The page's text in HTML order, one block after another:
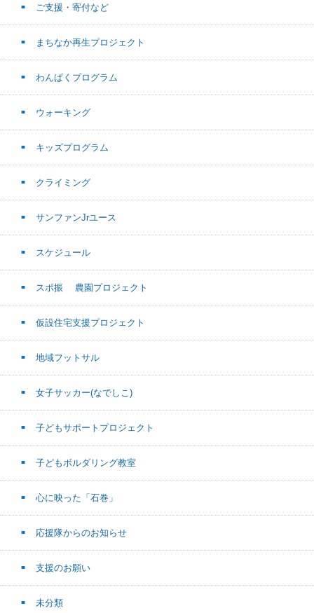
ご支援・寄付など
まちなか再生プロジェクト
わんぱくプログラム
ウォーキング
キッズプログラム
クライミング
サンファンJrユース
スケジュール
スポ振 農園プロジェクト
仮設住宅支援プロジェクト
地域フットサル
女子サッカー(なでしこ)
子どもサポートプロジェクト
子どもボルダリング教室
心に映った「石巻」
応援隊からのお知らせ
支援のお願い
未分類